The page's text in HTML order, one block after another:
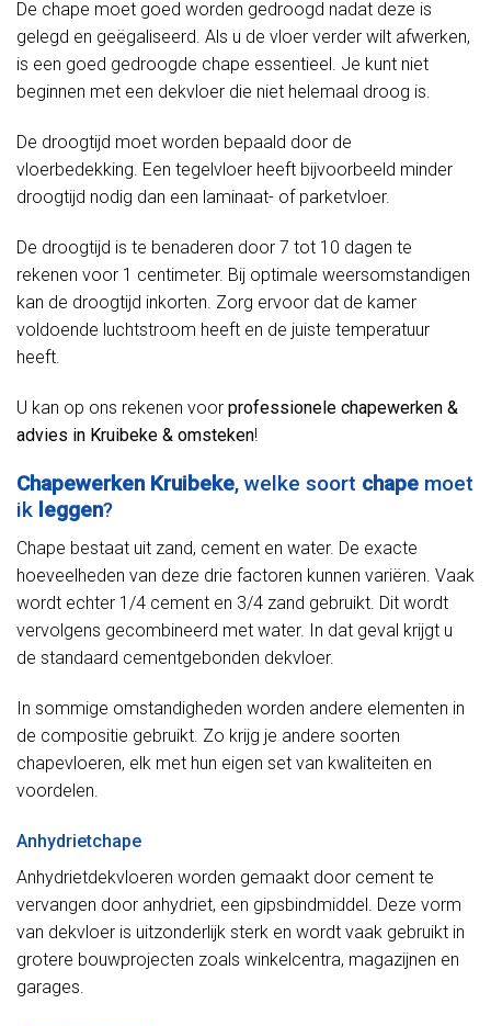
De chape moet goed worden gedroogd nadat deze is
gelegd en geëgaliseerd. Als u de vloer verder wilt afwerken,
is een goed gedroogde chape essentieel. Je kunt niet
beginnen met een dekvloer die niet helemaal droog is.
De droogtijd moet worden bepaald door de
vloerbedekking. Een tegelvloer heeft bijvoorbeeld minder
droogtijd nodig dan een laminaat- of parketvloer.
De droogtijd is te benaderen door 7 tot 10 dagen te
rekenen voor 1 centimeter. Bij optimale weersomstandigen
kan de droogtijd inkorten. Zorg ervoor dat de kamer
voldoende luchtstroom heeft en de juiste temperatuur
heeft.
U kan op ons rekenen voor professionele chapewerken &
advies in Kruibeke & omsteken!
Chapewerken Kruibeke, welke soort chape moet
ik leggen?
Chape bestaat uit zand, cement en water. De exacte
hoeveelheden van deze drie factoren kunnen variëren. Vaak
wordt echter 1/4 cement en 3/4 zand gebruikt. Dit wordt
vervolgens gecombineerd met water. In dat geval krijgt u
de standaard cementgebonden dekvloer.
In sommige omstandigheden worden andere elementen in
de compositie gebruikt. Zo krijg je andere soorten
chapevloeren, elk met hun eigen set van kwaliteiten en
voordelen.
Anhydrietchape
Anhydrietdekvloeren worden gemaakt door cement te
vervangen door anhydriet, een gipsbindmiddel. Deze vorm
van dekvloer is uitzonderlijk sterk en wordt vaak gebruikt in
grotere bouwprojecten zoals winkelcentra, magazijnen en
garages.